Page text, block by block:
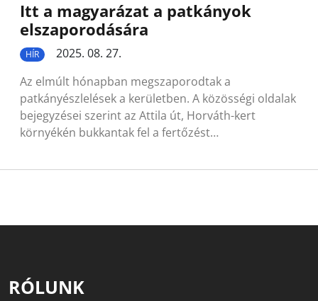
Itt a magyarázat a patkányok
elszaporodására
HÍR
2025. 08. 27.
Az elmúlt hónapban megszaporodtak a
patkányészlelések a kerületben. A közösségi oldalak
bejegyzései szerint az Attila út, Horváth-kert
környékén bukkantak fel a fertőzést…
RÓLUNK